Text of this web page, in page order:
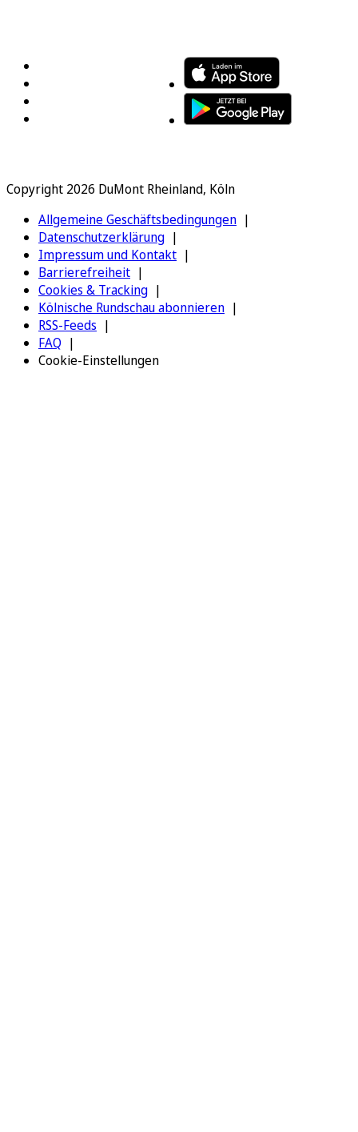
Copyright 2026 DuMont Rheinland, Köln
Allgemeine Geschäftsbedingungen
Datenschutzerklärung
Impressum und Kontakt
Barrierefreiheit
Cookies & Tracking
Kölnische Rundschau abonnieren
RSS-Feeds
FAQ
Cookie-Einstellungen